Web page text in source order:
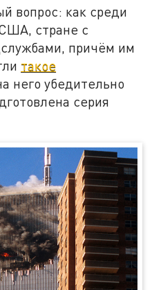
вопрос: как среди
стране с
причём им
такое
него убедительно
серия